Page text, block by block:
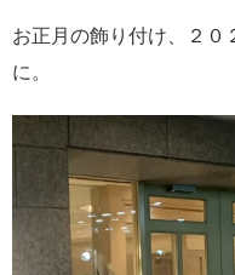
お正月の飾り付け、２０
に。